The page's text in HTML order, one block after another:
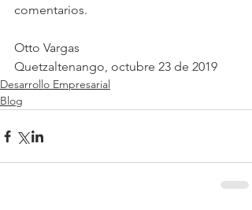
comentarios.
Otto Vargas
Quetzaltenango, octubre 23 de 2019
Desarrollo Empresarial
Blog